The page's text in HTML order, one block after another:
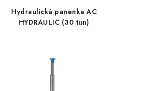
Hydraulická panenka AC
HYDRAULIC (30 tun)